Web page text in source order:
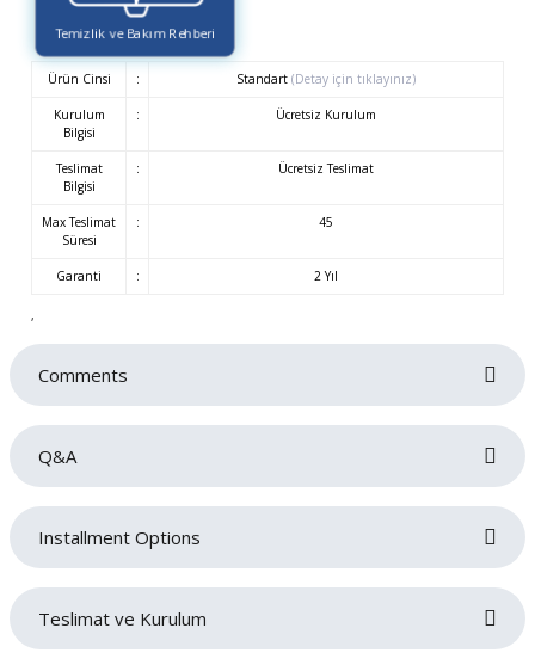
Temizlik ve Bakım Rehberi
Ürün Cinsi : Standart (Detay için tıklayınız)
Kurulum
Bilgisi
: Ücretsiz Kurulum
Teslimat
Bilgisi
: Ücretsiz Teslimat
Max Teslimat
Süresi
: 45
Garanti : 2 Yıl
,
Comments
Q&A
No questions have been asked about this product yet.
Installment Options
Teslimat ve Kurulum